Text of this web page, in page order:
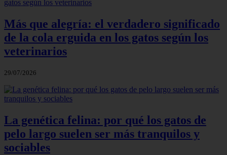
Más que alegría: el verdadero significado
de la cola erguida en los gatos según los
veterinarios
29/07/2026
La genética felina: por qué los gatos de
pelo largo suelen ser más tranquilos y
sociables